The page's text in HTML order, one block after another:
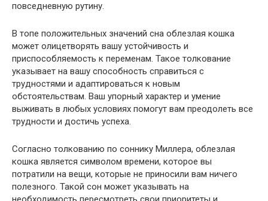
повседневную рутину.
В топе положительных значений сна облезлая кошка
может олицетворять вашу устойчивость и
приспособляемость к переменам. Такое толкование
указывает на вашу способность справиться с
трудностями и адаптироваться к новым
обстоятельствам. Ваш упорный характер и умение
выживать в любых условиях помогут вам преодолеть все
трудности и достичь успеха.
Согласно толкованию по соннику Миллера, облезлая
кошка является символом времени, которое вы
потратили на вещи, которые не приносили вам ничего
полезного. Такой сон может указывать на